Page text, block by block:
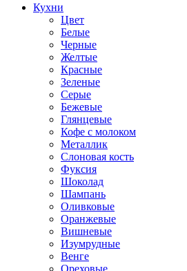
Кухни
Цвет
Белые
Черные
Желтые
Красные
Зеленые
Серые
Бежевые
Глянцевые
Кофе с молоком
Металлик
Слоновая кость
Фуксия
Шоколад
Шампань
Оливковые
Оранжевые
Вишневые
Изумрудные
Венге
Ореховые